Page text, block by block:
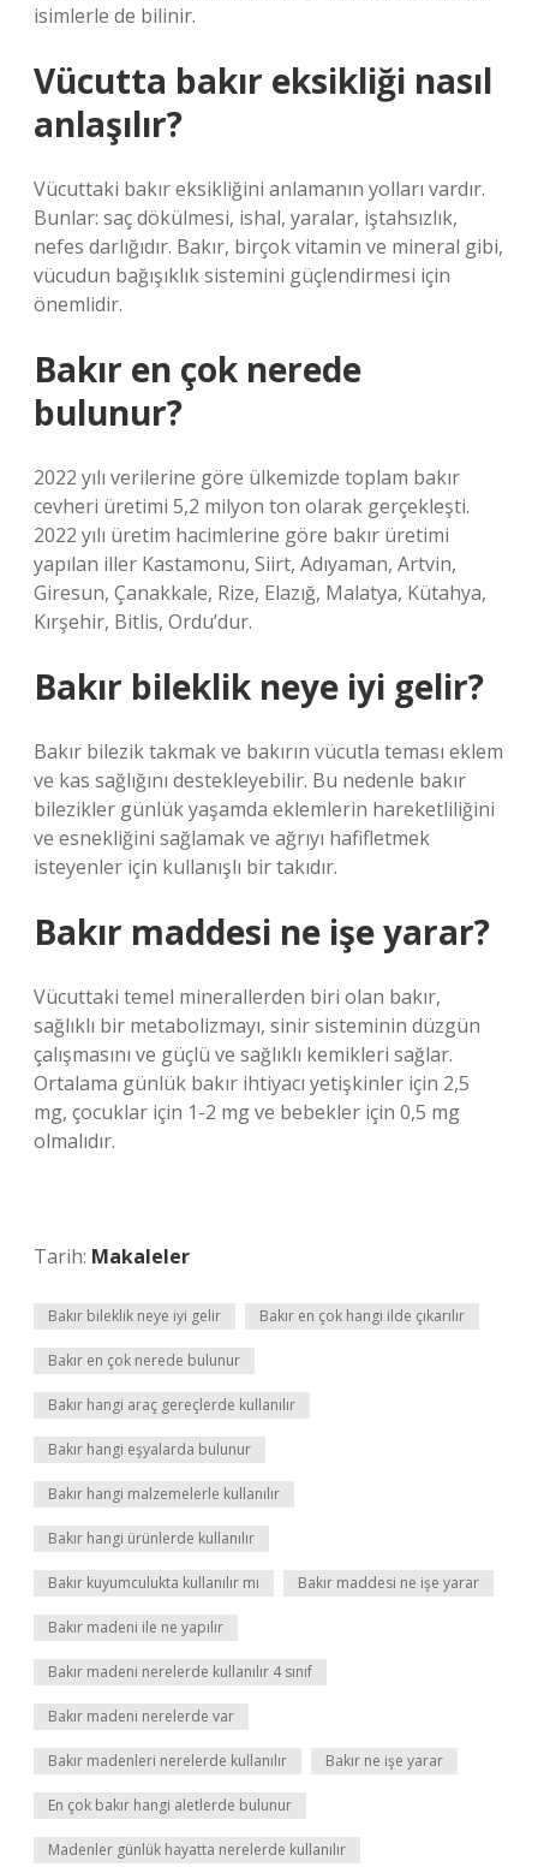
isimlerle de bilinir.
Vücutta bakır eksikliği nasıl
anlaşılır?
Vücuttaki bakır eksikliğini anlamanın yolları vardır.
Bunlar: saç dökülmesi, ishal, yaralar, iştahsızlık,
nefes darlığıdır. Bakır, birçok vitamin ve mineral gibi,
vücudun bağışıklık sistemini güçlendirmesi için
önemlidir.
Bakır en çok nerede
bulunur?
2022 yılı verilerine göre ülkemizde toplam bakır
cevheri üretimi 5,2 milyon ton olarak gerçekleşti.
2022 yılı üretim hacimlerine göre bakır üretimi
yapılan iller Kastamonu, Siirt, Adıyaman, Artvin,
Giresun, Çanakkale, Rize, Elazığ, Malatya, Kütahya,
Kırşehir, Bitlis, Ordu’dur.
Bakır bileklik neye iyi gelir?
Bakır bilezik takmak ve bakırın vücutla teması eklem
ve kas sağlığını destekleyebilir. Bu nedenle bakır
bilezikler günlük yaşamda eklemlerin hareketliliğini
ve esnekliğini sağlamak ve ağrıyı hafifletmek
isteyenler için kullanışlı bir takıdır.
Bakır maddesi ne işe yarar?
Vücuttaki temel minerallerden biri olan bakır,
sağlıklı bir metabolizmayı, sinir sisteminin düzgün
çalışmasını ve güçlü ve sağlıklı kemikleri sağlar.
Ortalama günlük bakır ihtiyacı yetişkinler için 2,5
mg, çocuklar için 1-2 mg ve bebekler için 0,5 mg
olmalıdır.
Tarih: Makaleler
Bakır bileklik neye iyi gelir Bakır en çok hangi ilde çıkarılır
Bakır en çok nerede bulunur
Bakır hangi araç gereçlerde kullanılır
Bakır hangi eşyalarda bulunur
Bakır hangi malzemelerle kullanılır
Bakır hangi ürünlerde kullanılır
Bakır kuyumculukta kullanılır mı Bakır maddesi ne işe yarar
Bakır madeni ile ne yapılır
Bakır madeni nerelerde kullanılır 4 sınıf
Bakır madeni nerelerde var
Bakır madenleri nerelerde kullanılır Bakır ne işe yarar
En çok bakır hangi aletlerde bulunur
Madenler günlük hayatta nerelerde kullanılır